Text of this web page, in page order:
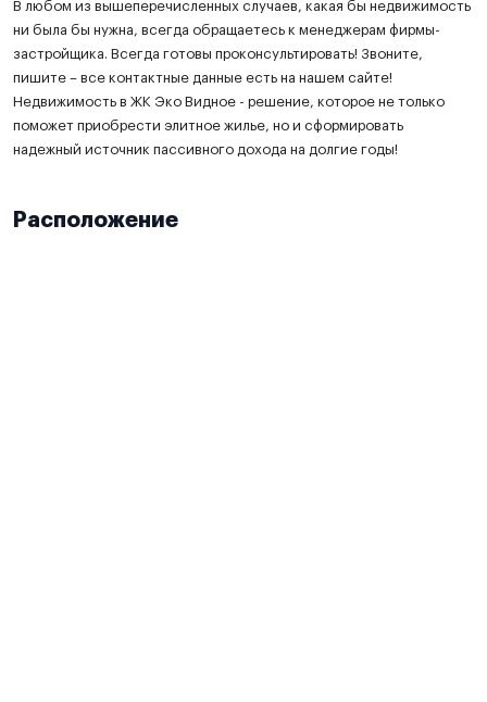
В любом из вышеперечисленных случаев, какая бы недвижимость
ни была бы нужна, всегда обращаетесь к менеджерам фирмы-
застройщика. Всегда готовы проконсультировать! Звоните,
пишите – все контактные данные есть на нашем сайте!
Недвижимость в ЖК Эко Видное - решение, которое не только
поможет приобрести элитное жилье, но и сформировать
надежный источник пассивного дохода на долгие годы!
Расположение